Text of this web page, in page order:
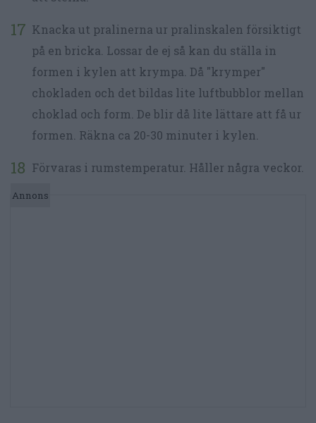
Knacka ut pralinerna ur pralinskalen försiktigt
på en bricka. Lossar de ej så kan du ställa in
formen i kylen att krympa. Då "krymper"
chokladen och det bildas lite luftbubblor mellan
choklad och form. De blir då lite lättare att få ur
formen. Räkna ca 20-30 minuter i kylen.
Förvaras i rumstemperatur. Håller några veckor.